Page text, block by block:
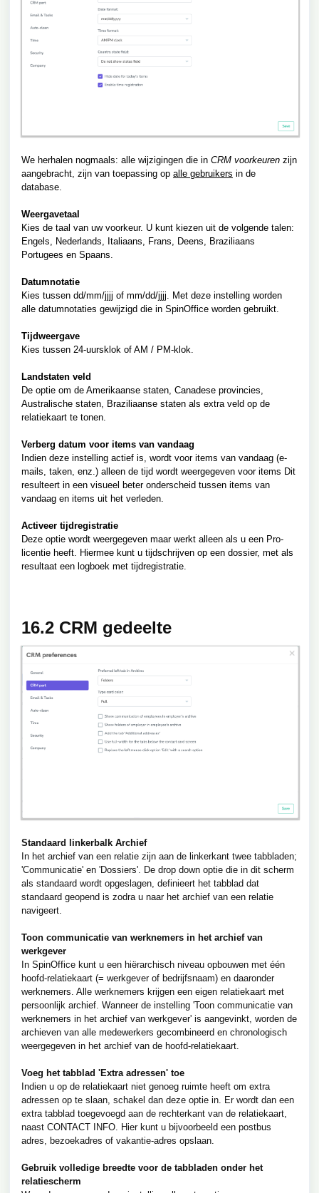
We herhalen nogmaals: alle wijzigingen die in CRM voorkeuren zijn
aangebracht, zijn van toepassing op alle gebruikers in de
database.
Weergavetaal
Kies de taal van uw voorkeur. U kunt kiezen uit de volgende talen:
Engels, Nederlands, Italiaans, Frans, Deens, Braziliaans
Portugees en Spaans.
Datumnotatie
Kies tussen dd/mm/jjjj of mm/dd/jjjj. Met deze instelling worden
alle datumnotaties gewijzigd die in SpinOffice worden gebruikt.
Tijdweergave
Kies tussen 24-uursklok of AM / PM-klok.
Landstaten veld
De optie om de Amerikaanse staten, Canadese provincies,
Australische staten, Braziliaanse staten als extra veld op de
relatiekaart te tonen.
Verberg datum voor items van vandaag
Indien deze instelling actief is, wordt voor items van vandaag (e-
mails, taken, enz.) alleen de tijd wordt weergegeven voor items Dit
resulteert in een visueel beter onderscheid tussen items van
vandaag en items uit het verleden.
Activeer tijdregistratie
Deze optie wordt weergegeven maar werkt alleen als u een Pro-
licentie heeft. Hiermee kunt u tijdschrijven op een dossier, met als
resultaat een logboek met tijdregistratie.
16.2 CRM gedeelte
Standaard linkerbalk Archief
In het archief van een relatie zijn aan de linkerkant twee tabbladen;
'Communicatie' en 'Dossiers'. De drop down optie die in dit scherm
als standaard wordt opgeslagen, definieert het tabblad dat
standaard geopend is zodra u naar het archief van een relatie
navigeert.
Toon communicatie van werknemers in het archief van
werkgever
In SpinOffice kunt u een hiërarchisch niveau opbouwen met één
hoofd-relatiekaart (= werkgever of bedrijfsnaam) en daaronder
werknemers. Alle werknemers krijgen een eigen relatiekaart met
persoonlijk archief. Wanneer de instelling 'Toon communicatie van
werknemers in het archief van werkgever' is aangevinkt, worden de
archieven van alle medewerkers gecombineerd en chronologisch
weergegeven in het archief van de hoofd-relatiekaart.
Voeg het tabblad 'Extra adressen' toe
Indien u op de relatiekaart niet genoeg ruimte heeft om extra
adressen op te slaan, schakel dan deze optie in. Er wordt dan een
extra tabblad toegevoegd aan de rechterkant van de relatiekaart,
naast CONTACT INFO. Hier kunt u bijvoorbeeld een postbus
adres, bezoekadres of vakantie-adres opslaan.
Gebruik volledige breedte voor de tabbladen onder het
relatiescherm